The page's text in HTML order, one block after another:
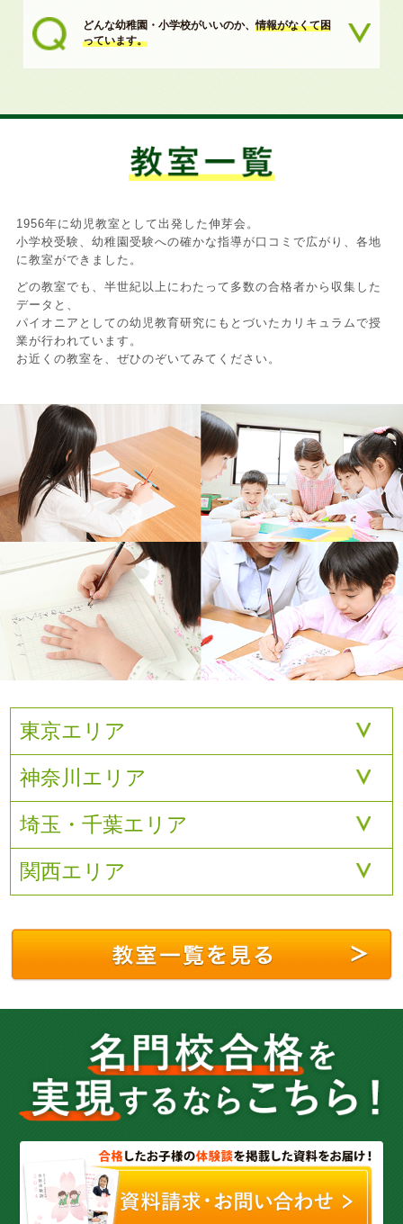
どんな幼稚園・小学校がいいのか、情報がなくて困
っています。
1956年に幼児教室として出発した伸芽会。
小学校受験、幼稚園受験への確かな指導が口コミで広がり、各地
に教室ができました。
どの教室でも、半世紀以上にわたって多数の合格者から収集した
データと、
パイオニアとしての幼児教育研究にもとづいたカリキュラムで授
業が行われています。
お近くの教室を、ぜひのぞいてみてください。
東京エリア
神奈川エリア
埼玉・千葉エリア
関西エリア